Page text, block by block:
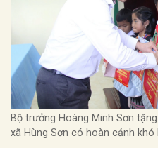
Bộ trưởng Hoàng Minh Sơn
xã Hùng Sơn có hoàn cảnh